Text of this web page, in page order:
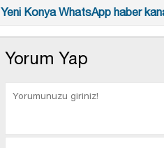
Yeni Konya WhatsApp haber
Yorum Yap